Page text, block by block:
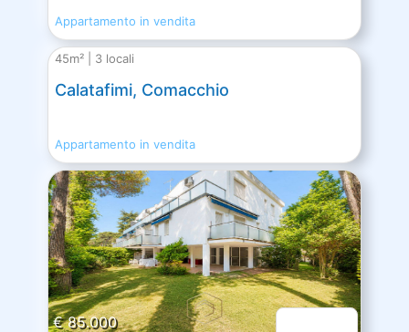
Appartamento in vendita
€ 89.000
45m² | 3 locali
Calatafimi, Comacchio
Appartamento in vendita
€ 85.000